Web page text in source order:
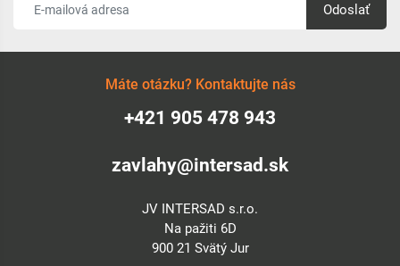
Odoslať
Máte otázku? Kontaktujte nás
+421 905 478 943
zavlahy@intersad.sk
JV INTERSAD s.r.o.
Na pažiti 6D
900 21 Svätý Jur